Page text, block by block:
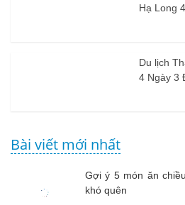
Hạ Long
Du lịch
4 Ngày 3
Bài viết mới nhất
Gợi ý 5 món ăn
khó quên